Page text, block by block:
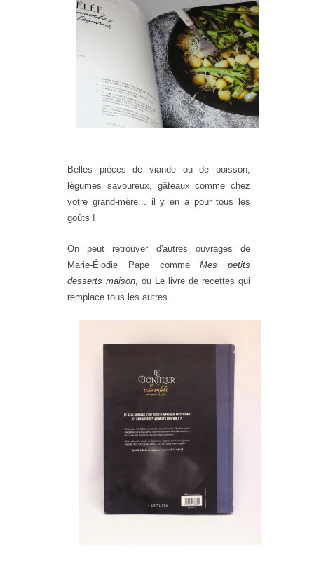
Belles pièces de viande ou de poisson,
légumes savoureux, gâteaux comme chez
votre grand-mère... il y en a pour tous les
goûts !
On peut retrouver d'autres ouvrages de
Marie-Élodie Pape commeMes petits
desserts maison, ou Le livre de recettes qui
remplace tous les autres.